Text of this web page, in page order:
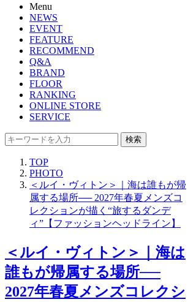
Menu
NEWS
EVENT
FEATURE
RECOMMEND
Q&A
BRAND
FLOOR
RANKING
ONLINE STORE
SERVICE
検索
TOP
PHOTO
＜ルイ・ヴィトン＞｜海は誰もが帰
属する場所── 2027年春夏メンズコ
レクションが描く“旅するダンデ
ィ”【ファッションヘッドライン】
＜ルイ・ヴィトン＞｜海は
誰もが帰属する場所──
2027年春夏メンズコレクシ